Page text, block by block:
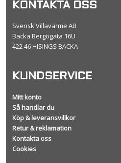
KONTAKTA OSS
Svensk Villavärme AB
Backa Bergögata 16U
422 46 HISINGS BACKA
KUNDSERVICE
Mitt konto
Så handlar du
Köp & leveransvillkor
Retur & reklamation
Kontakta oss
Cookies